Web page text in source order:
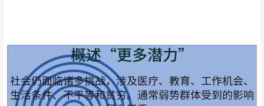
概述“更多潜力”
社会仍面临诸多挑战，涉及医疗、教育、工作机会、
生活条件、不平等和贫穷。通常弱势群体受到的影响